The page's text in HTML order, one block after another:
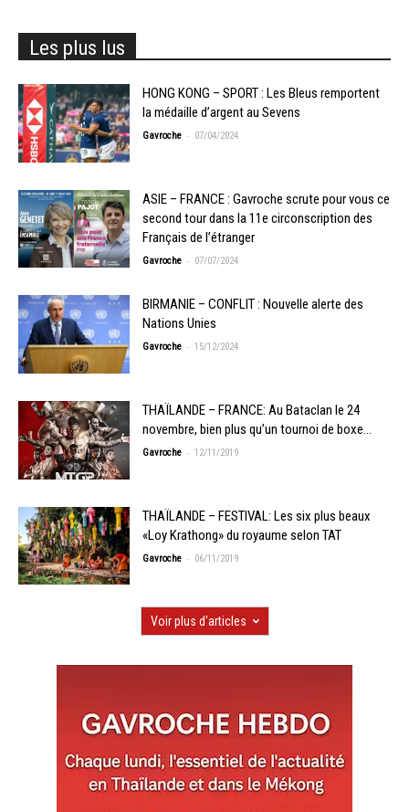
Les plus lus
HONG KONG – SPORT : Les Bleus remportent
la médaille d’argent au Sevens
Gavroche - 07/04/2024
ASIE – FRANCE : Gavroche scrute pour vous ce
second tour dans la 11e circonscription des
Français de l’étranger
Gavroche - 07/07/2024
BIRMANIE – CONFLIT : Nouvelle alerte des
Nations Unies
Gavroche - 15/12/2024
THAÏLANDE – FRANCE: Au Bataclan le 24
novembre, bien plus qu’un tournoi de boxe…
Gavroche - 12/11/2019
THAÏLANDE – FESTIVAL: Les six plus beaux
«Loy Krathong» du royaume selon TAT
Gavroche - 06/11/2019
Voir plus d'articles